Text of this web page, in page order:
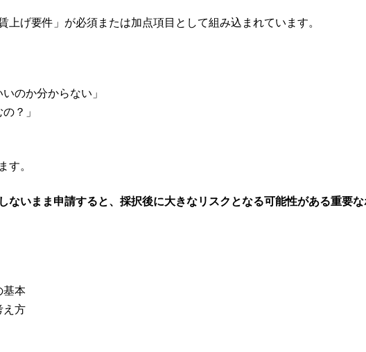
上げ要件」が必須または加点項目として組み込まれています。
のか分からない」
？」
す。
ないまま申請すると、採択後に大きなリスクとなる可能性がある重要
基本
え方